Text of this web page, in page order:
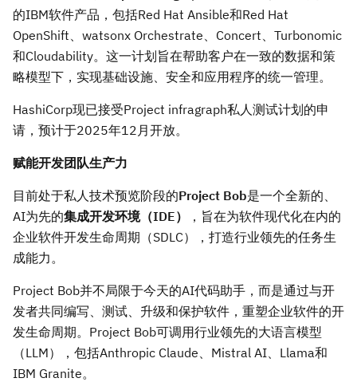
的IBM软件产品，包括Red Hat Ansible和Red Hat
OpenShift、watsonx Orchestrate、Concert、Turbonomic
和Cloudability。这一计划旨在帮助客户在一致的数据和策
略模型下，实现基础设施、安全和应用程序的统一管理。
HashiCorp现已接受Project infragraph私人测试计划的申
请，预计于2025年12月开放。
赋能开发团队生产力
目前处于私人技术预览阶段的Project Bob是一个全新的、
AI为先的集成开发环境（IDE）
，旨在为软件现代化在内的
企业软件开发生命周期（SDLC），打造行业领先的任务生
成能力。
Project Bob并不局限于今天的AI代码助手，而是通过与开
发者共同编写、测试、升级和保护软件，重塑企业软件的开
发生命周期。Project Bob可调用行业领先的大语言模型
（LLM），包括Anthropic Claude、Mistral AI、Llama和
IBM Granite。